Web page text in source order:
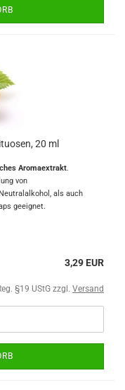
20 ml
Aromaextrakt.
von
als auch
geeignet.
3,29 EUR
§19 UStG zzgl. Versand